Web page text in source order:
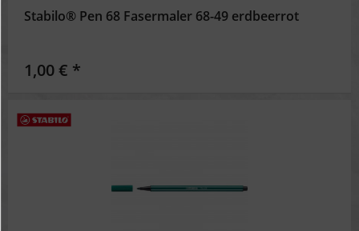
Stabilo® Pen 68 Fasermaler 68-49 erdbeerrot
1,00 € *